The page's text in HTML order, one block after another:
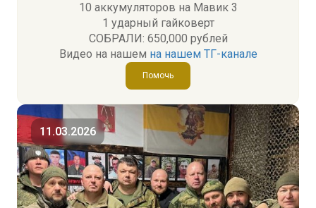
10 аккумуляторов на Мавик 3
1 ударный гайковерт
СОБРАЛИ: 650,000 рублей
Видео на нашем на нашем ТГ-канале
Помочь
11.03.2026